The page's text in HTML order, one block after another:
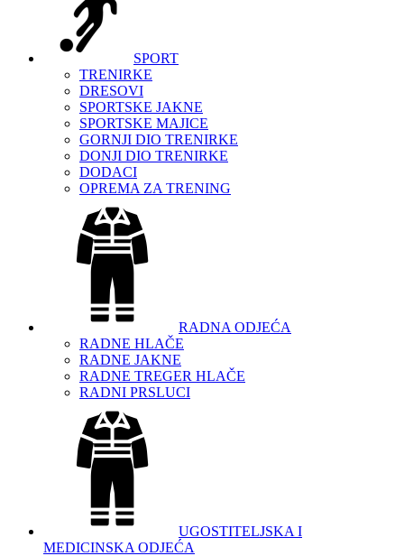
SPORT
TRENIRKE
DRESOVI
SPORTSKE JAKNE
SPORTSKE MAJICE
GORNJI DIO TRENIRKE
DONJI DIO TRENIRKE
DODACI
OPREMA ZA TRENING
RADNA ODJEĆA
RADNE HLAČE
RADNE JAKNE
RADNE TREGER HLAČE
RADNI PRSLUCI
UGOSTITELJSKA I
MEDICINSKA ODJEĆA